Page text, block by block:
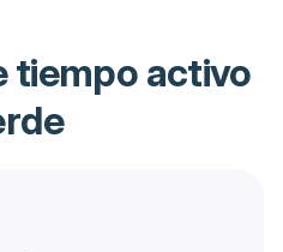
tiempo activo